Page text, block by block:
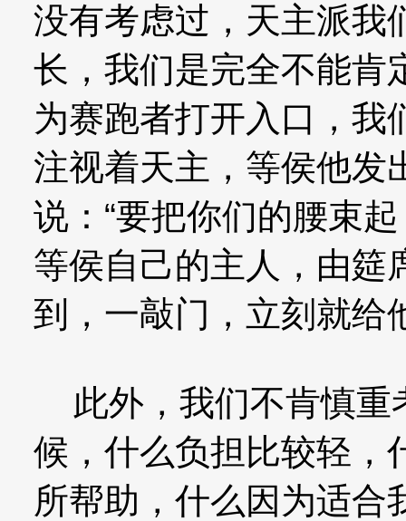
没有考虑过，天主派我
长，我们是完全不能肯
为赛跑者打开入口，我
注视着天主，等侯他发
说：“要把你们的腰束
等侯自己的主人，由筵
到，一敲门，立刻就给
此外，我们不肯慎重
候，什么负担比较轻，
所帮助，什么因为适合